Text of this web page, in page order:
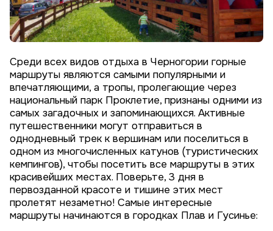
Среди всех видов отдыха в Черногории горные
маршруты являются самыми популярными и
впечатляющими, а тропы, пролегающие через
национальный парк Проклетие, признаны одними из
самых загадочных и запоминающихся. Активные
путешественники могут отправиться в
однодневный трек к вершинам или поселиться в
одном из многочисленных катунов (туристических
кемпингов), чтобы посетить все маршруты в этих
красивейших местах. Поверьте, 3 дня в
первозданной красоте и тишине этих мест
пролетят незаметно! Самые интересные
маршруты начинаются в городках Плав и Гусинье: